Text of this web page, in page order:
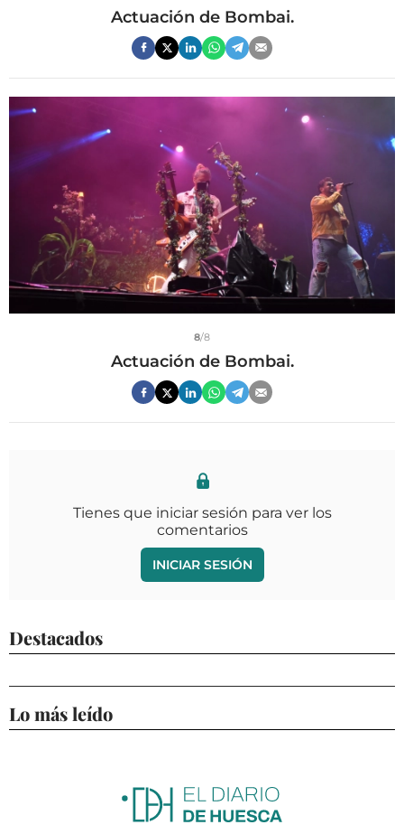
Actuación de Bombai.
8/8
Actuación de Bombai.
Tienes que iniciar sesión para ver los
comentarios
INICIAR SESIÓN
Destacados
Lo más leído